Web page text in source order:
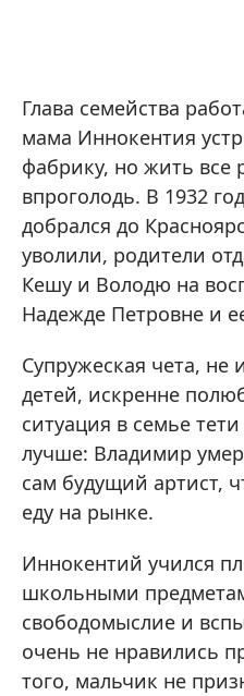
Глава семейства
мама Иннокентия
фабрику, но жить все
впроголодь. В 1932
добрался до
уволили, родители
Кешу и Володю на
Надежде Петровне и
Супружеская чета,
детей, искренне
ситуация в семье
лучше: Владимир
сам будущий артист,
еду на рынке.
Иннокентий учился
школьными
свободомыслие и
очень не нравились
того, мальчик не